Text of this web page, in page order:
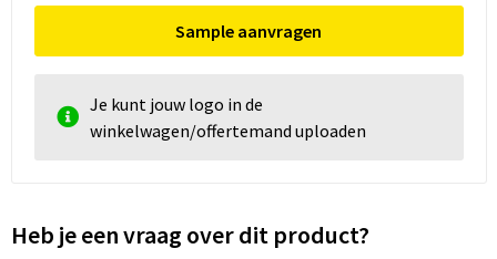
Sample aanvragen
Je kunt jouw logo in de
winkelwagen/offertemand uploaden
Heb je een vraag over dit product?